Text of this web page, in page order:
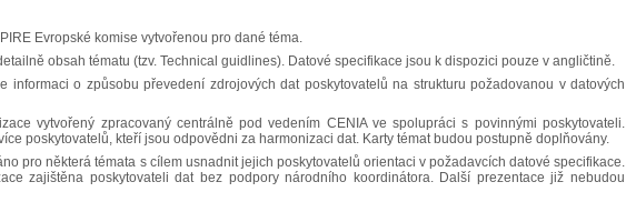
Evropské komise vytvořenou pro dané téma.
obsah tématu (tzv. Technical guidlines). Datové specifikace jsou k dispozici pouze v angličtině.
informaci o způsobu převedení zdrojových dat poskytovatelů na strukturu požadovanou v datových
vytvořený zpracovaný centrálně pod vedením CENIA ve spolupráci s povinnými poskytovateli.
poskytovatelů, kteří jsou odpovědni za harmonizaci dat. Karty témat budou postupně doplňovány.
pro některá témata s cílem usnadnit jejich poskytovatelů orientaci v požadavcích datové specifikace.
zajištěna poskytovateli dat bez podpory národního koordinátora. Další prezentace již nebudou